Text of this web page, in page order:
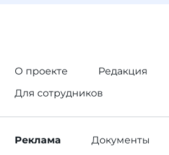
О проекте
Редакция
Для сотрудников
Реклама Документы